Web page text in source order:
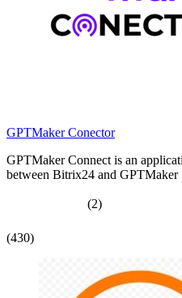
GPTMaker Conector
GPTMaker Connect is an
between Bitrix24 and GPTMaker
(2)
(430)